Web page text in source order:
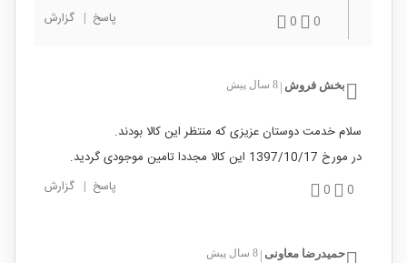
0
0 پاسخ | گزارش
بخش فروش | 8 سال پیش
سلام خدمت دوستان عزیزی که منتظر این کالا بودند.
در مورخ 1397/10/17 این کالا مجددا تامین موجودی گردید.
0
0 پاسخ | گزارش
حمیدرضا معاونی | 8 سال پیش